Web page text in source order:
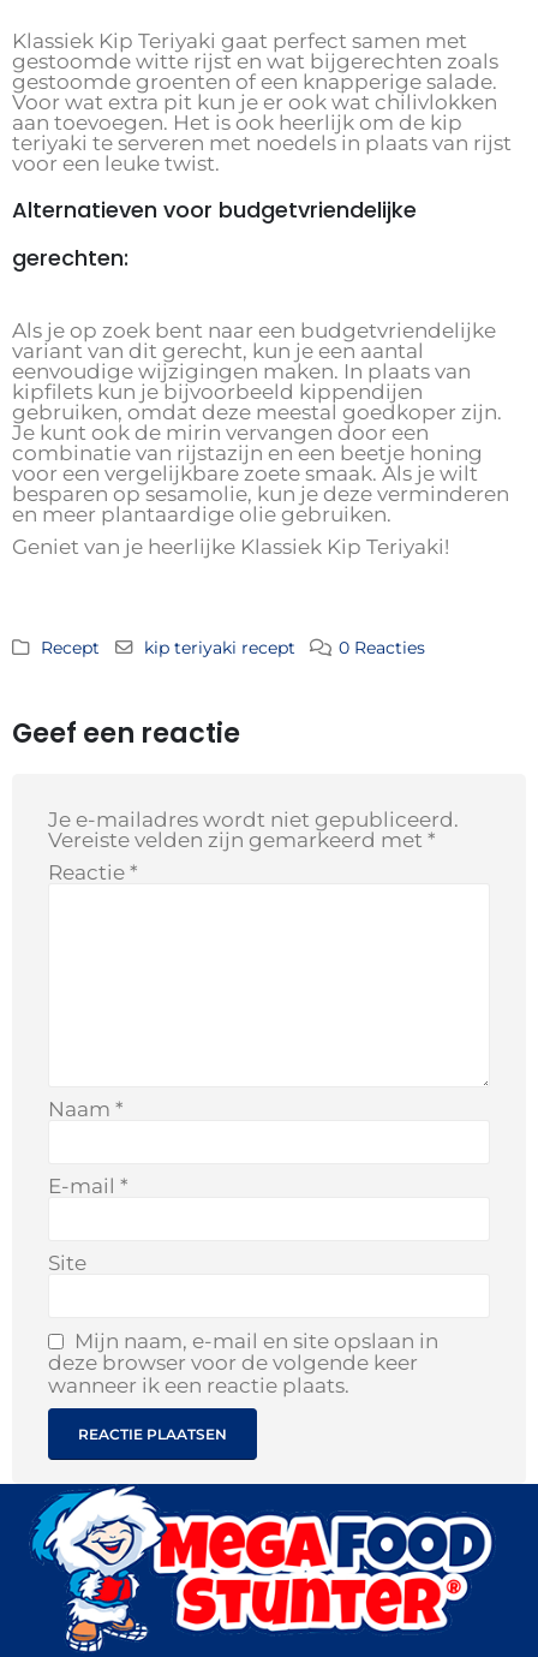
Klassiek Kip Teriyaki gaat perfect samen met
gestoomde witte rijst en wat bijgerechten zoals
gestoomde groenten of een knapperige salade.
Voor wat extra pit kun je er ook wat chilivlokken
aan toevoegen. Het is ook heerlijk om de kip
teriyaki te serveren met noedels in plaats van rijst
voor een leuke twist.
Alternatieven voor budgetvriendelijke
gerechten:
Als je op zoek bent naar een budgetvriendelijke
variant van dit gerecht, kun je een aantal
eenvoudige wijzigingen maken. In plaats van
kipfilets kun je bijvoorbeeld kippendijen
gebruiken, omdat deze meestal goedkoper zijn.
Je kunt ook de mirin vervangen door een
combinatie van rijstazijn en een beetje honing
voor een vergelijkbare zoete smaak. Als je wilt
besparen op sesamolie, kun je deze verminderen
en meer plantaardige olie gebruiken.
Geniet van je heerlijke Klassiek Kip Teriyaki!
Recept kip teriyaki recept 0 Reacties
Geef een reactie
Je e-mailadres wordt niet gepubliceerd.
Vereiste velden zijn gemarkeerd met *
Reactie *
Naam *
E-mail *
Site
Mijn naam, e-mail en site opslaan in
deze browser voor de volgende keer
wanneer ik een reactie plaats.